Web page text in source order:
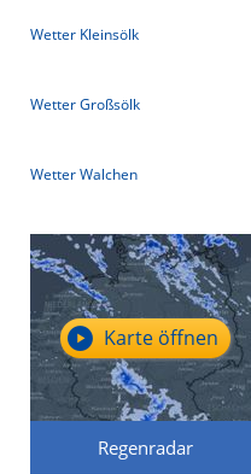
Wetter Kleinsölk
Wetter Großsölk
Wetter Walchen
Regenradar
Karte öffnen